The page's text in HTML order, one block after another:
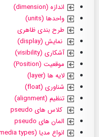
اندازه (dimension)
واحدها (units)
طرح بندی ظاهری
نمایش (display)
آشکاری (visibility)
موقعیت (Position)
لایه ها (layer)
شناوری (float)
تنظیم (alignment)
کلاس های pseudo
المان های pseudo
انواع مدیا (media types)